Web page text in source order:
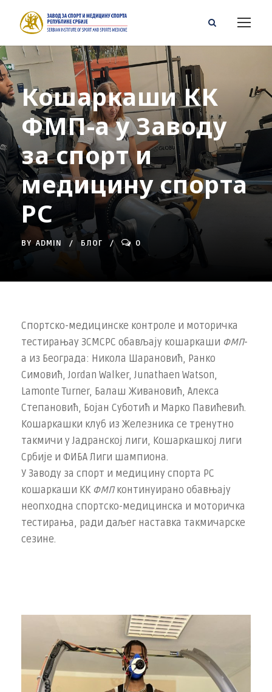
Кошаркаши КК
ФМП-а у Заводу
за спорт и
медицину спорта
РС
BY ADMIN БЛОГ 0
Спортско-медицинске контроле и моторичка
тестирањау ЗСМСРС обављају кошаркаши ФМП-
а из Београда: Никола Шарановић, Ранко
Симовић, Jordan Walker, Junathaen Watson,
Lamonte Turner, Балаш Живановић, Алекса
Степановић, Бојан Суботић и Марко Павићевић.
Кошаркашки клуб из Железника се тренутно
такмичи у Јадранској лиги, Кошаркашкој лиги
Србије и ФИБА Лиги шампиона.
У Заводу за спорт и медицину спорта РС
кошаркаши КК ФМПконтинуирано обавњају
неопходна спортско-медицинска и моторичка
тестирања, ради даљег наставка такмичарске
сезине.